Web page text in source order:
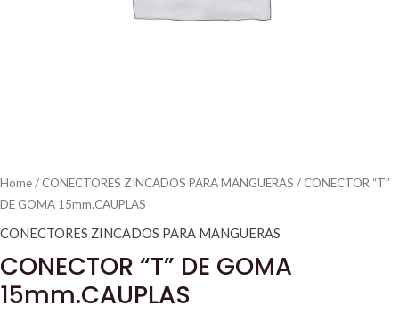
Home/ CONECTORES ZINCADOS PARA MANGUERAS / CONECTOR “T”
DE GOMA 15mm.CAUPLAS
CONECTORES ZINCADOS PARA MANGUERAS
CONECTOR “T” DE GOMA
15mm.CAUPLAS